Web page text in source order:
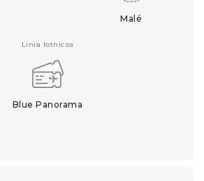
Malé
Linia lotnicza
Blue Panorama